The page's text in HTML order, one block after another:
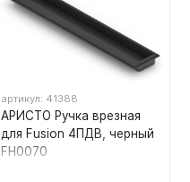
артикул: 41388
АРИСТО Ручка врезная
для Fusion 4ПДВ, черный
FH0070